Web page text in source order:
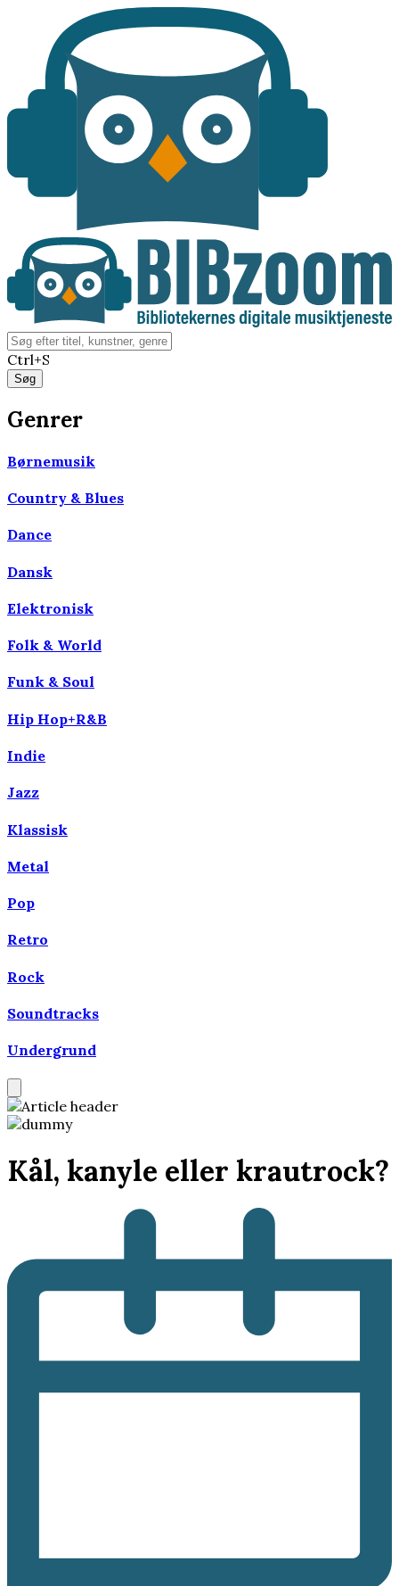
Ctrl+S
Genrer
Børnemusik
Country & Blues
Dance
Dansk
Elektronisk
Folk & World
Funk & Soul
Hip Hop+R&B
Indie
Jazz
Klassisk
Metal
Pop
Retro
Rock
Soundtracks
Undergrund
Kål, kanyle eller krautrock?